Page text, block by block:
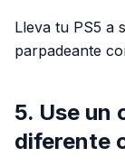
Lleva tu PS5 a
parpadeante
5. Use un
diferente